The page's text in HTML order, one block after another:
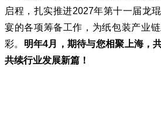
启程，扎实推进2027年第十一届龙
宴的各项筹备工作，为纸包装产业
彩。 明年4月，期待与您相聚上海，
共续行业发展新篇！